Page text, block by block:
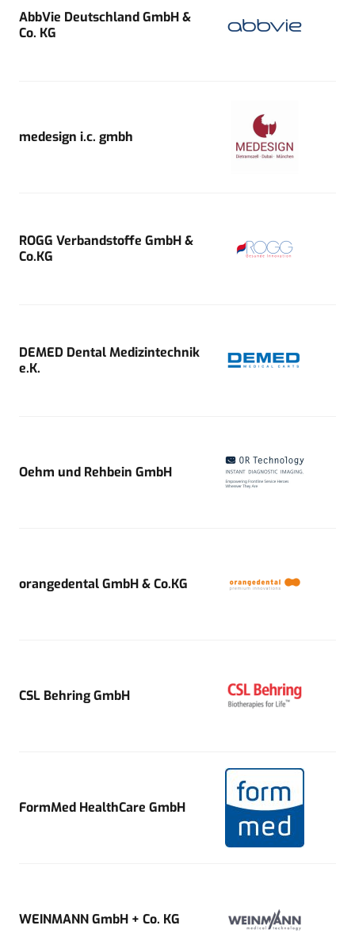
AbbVie Deutschland GmbH &
Co. KG
medesign i.c. gmbh
ROGG Verbandstoffe GmbH &
Co.KG
DEMED Dental Medizintechnik
e.K.
Oehm und Rehbein GmbH
orangedental GmbH & Co.KG
CSL Behring GmbH
FormMed HealthCare GmbH
WEINMANN GmbH + Co. KG